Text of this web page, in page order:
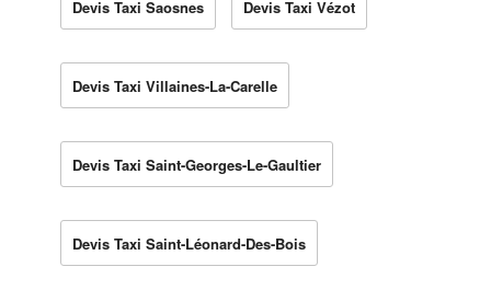
Devis Taxi Saosnes Devis Taxi Vézot
Devis Taxi Villaines-La-Carelle
Devis Taxi Saint-Georges-Le-Gaultier
Devis Taxi Saint-Léonard-Des-Bois